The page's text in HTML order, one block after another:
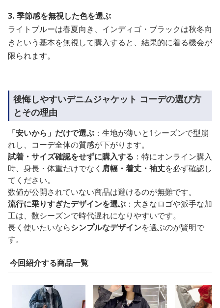
3. 季節感を無視した色を選ぶ
ライトブルーは春夏向き、インディゴ・ブラックは秋冬向
きという基本を無視して購入すると、結果的に着る機会が
限られます。
後悔しやすいデニムジャケット コーデの選び方
とその理由
「安いから」だけで選ぶ ：生地が薄いと1シーズンで型崩
れし、コーデ全体の質感が下がります。
試着・サイズ確認をせずに購入する ：特にオンライン購入
時、身長・体重だけでなく 肩幅・着丈・袖丈を必ず確認し
てください。
数値が公開されていない商品は避けるのが無難です。
流行に乗りすぎたデザインを選ぶ ：大きなロゴや派手な加
工は、数シーズンで時代遅れになりやすいです。
長く使いたいならシンプルなデザインを選ぶのが賢明で
す。
今回紹介する商品一覧